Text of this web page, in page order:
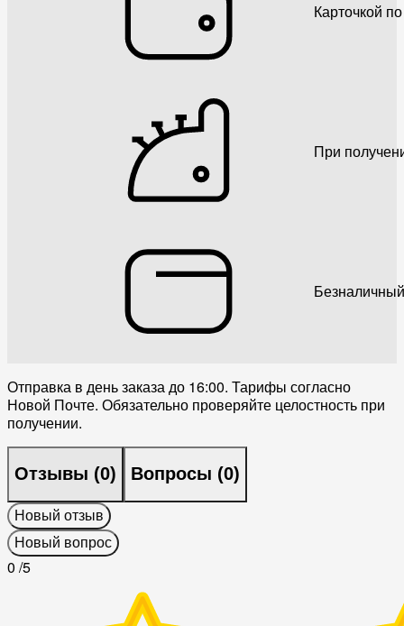
Карточкой
При
Отправка в день заказа до 16:00. Тарифы согласно
Новой Почте. Обязательно проверяйте целостность при
получении.
Отзывы (0) Вопросы (0)
Новый отзыв
Новый вопрос
0 /5